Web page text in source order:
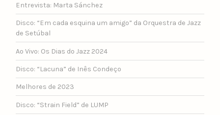
Entrevista: Marta Sánchez
Disco: “Em cada esquina um amigo” da Orquestra de Jazz
de Setúbal
Ao Vivo: Os Dias do Jazz 2024
Disco: “Lacuna” de Inês Condeço
Melhores de 2023
Disco: “Strain Field” de LUMP